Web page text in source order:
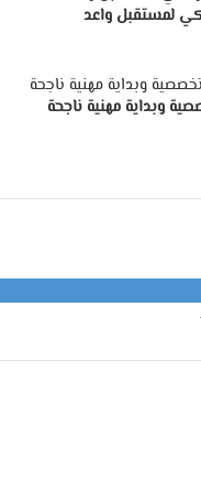
لمستقبل واعد
وبداية مهنية ناجحة